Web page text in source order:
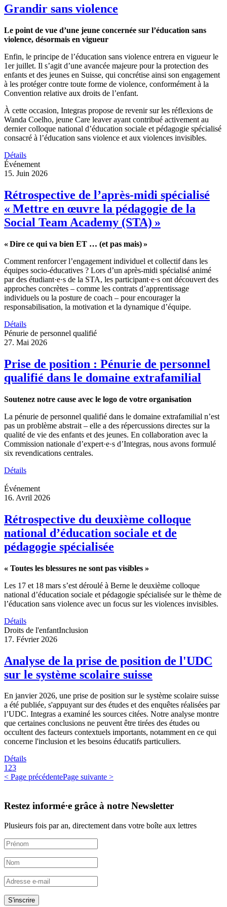
Grandir sans violence
Le point de vue d’une jeune concernée sur l’éducation sans
violence, désormais en vigueur
Enfin, le principe de l’éducation sans violence entrera en vigueur le
1er juillet. Il s’agit d’une avancée majeure pour la protection des
enfants et des jeunes en Suisse, qui concrétise ainsi son engagement
à les protéger contre toute forme de violence, conformément à la
Convention relative aux droits de l’enfant.
À cette occasion, Integras propose de revenir sur les réflexions de
Wanda Coelho, jeune Care leaver ayant contribué activement au
dernier colloque national d’éducation sociale et pédagogie spécialisé
consacré à l’éducation sans violence et aux violences invisibles.
Détails
Événement
15. Juin 2026
Rétrospective de l’après-midi spécialisé
« Mettre en œuvre la pédagogie de la
Social Team Academy (STA) »
« Dire ce qui va bien ET … (et pas mais) »
Comment renforcer l’engagement individuel et collectif dans les
équipes socio-éducatives ? Lors d’un après-midi spécialisé animé
par des étudiant·e·s de la STA, les participant·e·s ont découvert des
approches concrètes – comme les contrats d’apprentissage
individuels ou la posture de coach – pour encourager la
responsabilisation, la motivation et la dynamique d’équipe.
Détails
Pénurie de personnel qualifié
27. Mai 2026
Prise de position : Pénurie de personnel
qualifié dans le domaine extrafamilial
Soutenez notre cause avec le logo de votre organisation
La pénurie de personnel qualifié dans le domaine extrafamilial n’est
pas un problème abstrait – elle a des répercussions directes sur la
qualité de vie des enfants et des jeunes. En collaboration avec la
Commission nationale d’expert·e·s d’Integras, nous avons formulé
six revendications centrales.
Détails
Événement
16. Avril 2026
Rétrospective du deuxième colloque
national d’éducation sociale et de
pédagogie spécialisée
« Toutes les blessures ne sont pas visibles »
Les 17 et 18 mars s’est déroulé à Berne le deuxième colloque
national d’éducation sociale et pédagogie spécialisée sur le thème de
l’éducation sans violence avec un focus sur les violences invisibles.
Détails
Droits de l'enfantInclusion
17. Février 2026
Analyse de la prise de position de l'UDC
sur le système scolaire suisse
En janvier 2026, une prise de position sur le système scolaire suisse
a été publiée, s'appuyant sur des études et des enquêtes réalisées par
l’UDC. Integras a examiné les sources citées. Notre analyse montre
que certaines conclusions ne peuvent être tirées des études ou
occultent des facteurs contextuels importants, notamment en ce qui
concerne l'inclusion et les besoins éducatifs particuliers.
Détails
123
< Page précédentePage suivante >
Restez informé·e grâce à notre Newsletter
Plusieurs fois par an, directement dans votre boîte aux lettres
S'inscrire